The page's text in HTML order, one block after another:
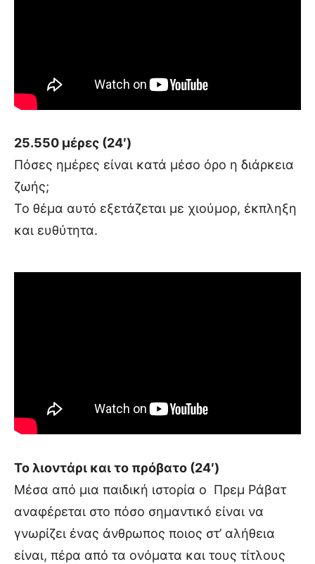
25.550 μέρες (24′)
Πόσες ημέρες είναι κατά μέσο όρο η διάρκεια
ζωής;
Το θέμα αυτό εξετάζεται με χιούμορ, έκπληξη
και ευθύτητα.
Το λιοντάρι και το πρόβατο (24′)
Μέσα από μια παιδική ιστορία ο Πρεμ Ράβατ
αναφέρεται στο πόσο σημαντικό είναι να
γνωρίζει ένας άνθρωπος ποιος στ’ αλήθεια
είναι, πέρα από τα ονόματα και τους τίτλους